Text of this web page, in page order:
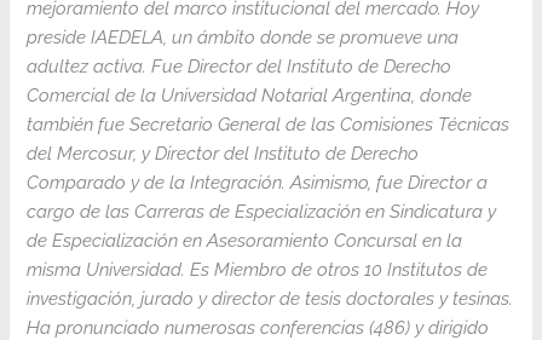
mejoramiento del marco institucional del mercado. Hoy
preside IAEDELA, un ámbito donde se promueve una
adultez activa. Fue Director del Instituto de Derecho
Comercial de la Universidad Notarial Argentina, donde
también fue Secretario General de las Comisiones Técnicas
del Mercosur, y Director del Instituto de Derecho
Comparado y de la Integración. Asimismo, fue Director a
cargo de las Carreras de Especialización en Sindicatura y
de Especialización en Asesoramiento Concursal en la
misma Universidad. Es Miembro de otros 10 Institutos de
investigación, jurado y director de tesis doctorales y tesinas.
Ha pronunciado numerosas conferencias (486) y dirigido